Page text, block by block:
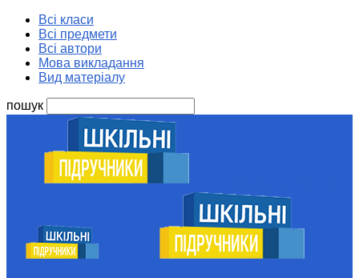
Всі класи
Всі предмети
Всі автори
Мова викладання
Вид матеріалу
пошук